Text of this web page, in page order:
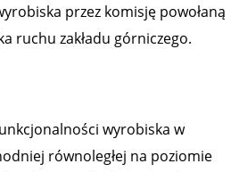
przez komisję powołaną
ruchu zakładu górniczego.
wyrobiska w
równoległej na poziomie